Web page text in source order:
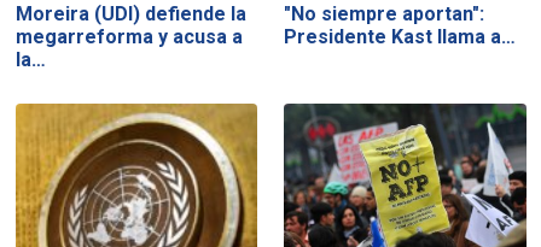
Moreira (UDI) defiende la
megarreforma y acusa a
la…
"No siempre aportan":
Presidente Kast llama a…